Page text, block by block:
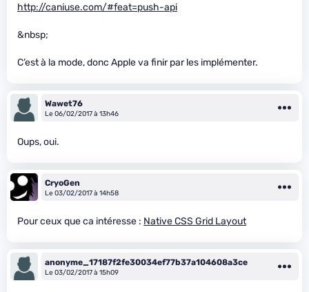
http://caniuse.com/#feat=push-api
&nbsp;
C’est à la mode, donc Apple va finir par les implémenter.
Wawet76
Le 06/02/2017 à 13h46
Oups, oui.
CryoGen
Le 03/02/2017 à 14h58
Pour ceux que ca intéresse : Native CSS Grid Layout
anonyme_17187f2fe30034ef77b37a104608a3ce
Le 03/02/2017 à 15h09